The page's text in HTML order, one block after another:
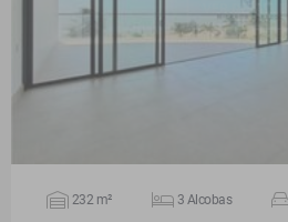
VER DETALLES
232 m² 3 Alcobas